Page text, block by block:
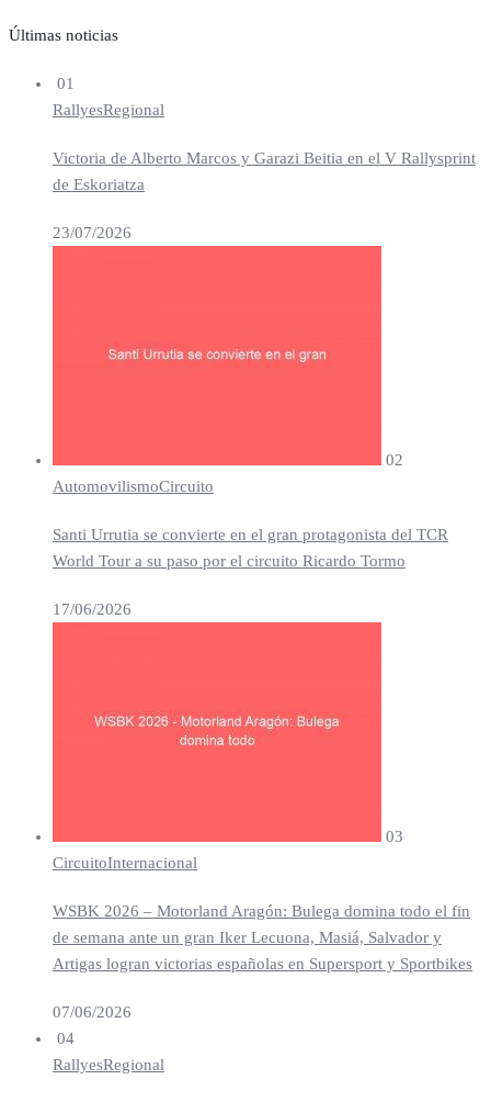
Últimas noticias
01
RallyesRegional
Victoria de Alberto Marcos y Garazi Beitia en el V Rallysprint
de Eskoriatza
23/07/2026
02
AutomovilismoCircuito
Santi Urrutia se convierte en el gran protagonista del TCR
World Tour a su paso por el circuito Ricardo Tormo
17/06/2026
03
CircuitoInternacional
WSBK 2026 – Motorland Aragón: Bulega domina todo el fin
de semana ante un gran Iker Lecuona, Masiá, Salvador y
Artigas logran victorias españolas en Supersport y Sportbikes
07/06/2026
04
RallyesRegional